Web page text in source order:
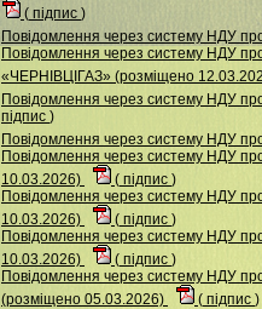
( підпис )
Повідомлення через систему НДУ
Повідомлення через систему НДУ
«ЧЕРНІВЦІГАЗ» (розміщено
Повідомлення через систему НДУ
підпис )
Повідомлення через систему НДУ
Повідомлення через систему НДУ
10.03.2026)
( підпис )
Повідомлення через систему НДУ
10.03.2026)
( підпис )
Повідомлення через систему НДУ
10.03.2026)
( підпис )
Повідомлення через систему
(розміщено 05.03.2026)
( підпис )